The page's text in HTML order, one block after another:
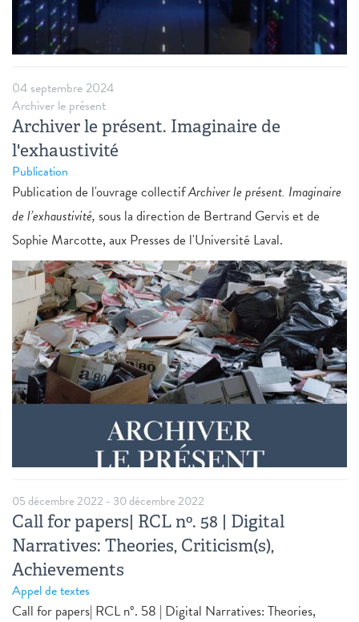
04 septembre 2024
Archiver le présent
Archiver le présent. Imaginaire de
l'exhaustivité
Publication
Publication de l'ouvrage collectifArchiver le présent. Imaginaire
de l’exhaustivité, sous la direction de Bertrand Gervis et de
Sophie Marcotte, aux Presses de l'Université Laval.
05 décembre 2022 - 30 décembre 2022
Call for papers| RCL nº. 58 | Digital
Narratives: Theories, Criticism(s),
Achievements
Appel de textes
Call for papers| RCL nº. 58 | Digital Narratives: Theories,